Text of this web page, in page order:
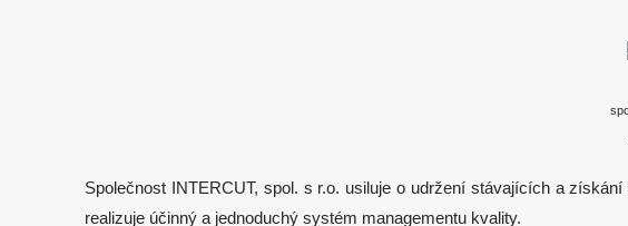
Společnost INTERCUT, spol. s r.o. usiluje o udržení stávajících a
realizuje účinný a jednoduchý systém managementu kvality.